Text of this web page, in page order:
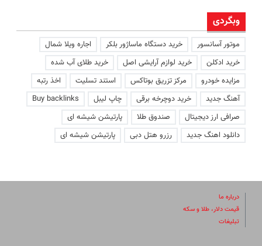
وبگردی
موتور آسانسور خرید دستگاه ماساژور بلکر
اجاره ویلا شمال
خرید ادکلن
خرید لوازم آرایشی اصل
خرید طلای آب شده
مزایده خودرو
مرکز تزریق بوتاکس استند تسلیت
اخذ رتبه
آهنگ جدید
خرید دوچرخه برقی چاپ لیبل
Buy backlinks
صرافی ارز دیجیتال
صندوق طلا
پارتیشن شیشه ای
دانلود اهنگ جدید
رزرو هتل دبی پارتیشن شیشه ای
درباره ما
قیمت دلار، طلا و سکه
تبلیغات